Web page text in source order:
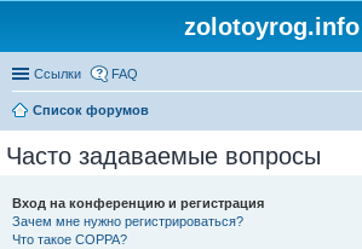
zolotoyrog.info
Ссылки FAQ
Список форумов
Часто задаваемые вопросы
Вход на конференцию и регистрация
Зачем мне нужно регистрироваться?
Что такое COPPA?